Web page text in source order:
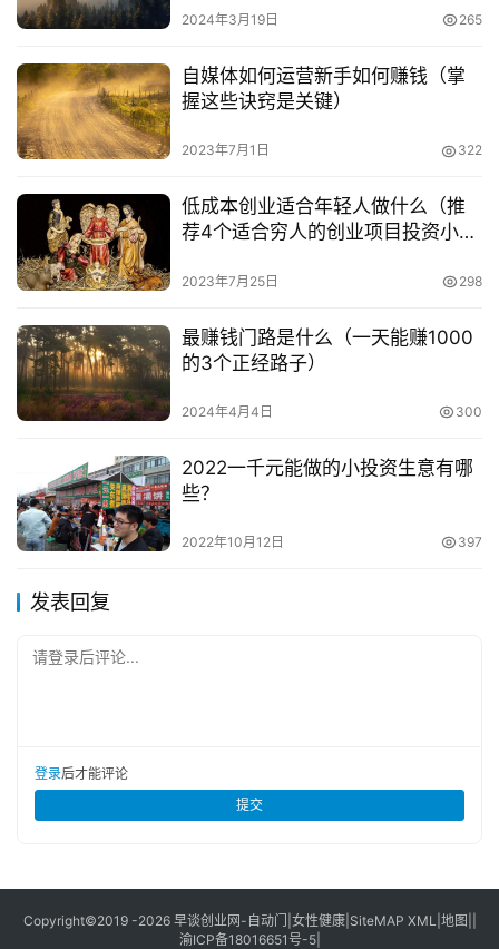
2024年3月19日 265
自媒体如何运营新手如何赚钱（掌
握这些诀窍是关键）
2023年7月1日 322
低成本创业适合年轻人做什么（推
荐4个适合穷人的创业项目投资小见
2023年7月25日 298
最赚钱门路是什么（一天能赚1000
的3个正经路子）
2024年4月4日 300
2022一千元能做的小投资生意有哪
些？
2022年10月12日 397
发表回复
请登录后评论...
登录后才能评论
提交
Copyright©2019 -2026 早谈创业网 - 自动门 女性健康| SiteMAP XML 地图
渝ICP备18016651号-5|